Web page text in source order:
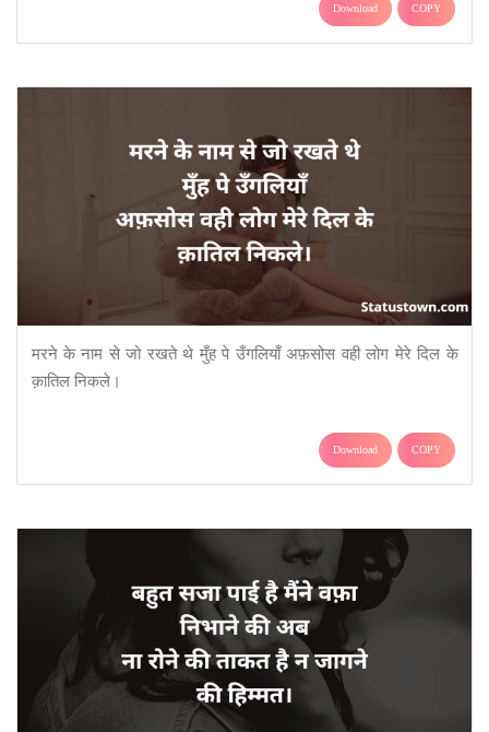
Download COPY
मरने के नाम से जो रखते थे मुँह पे उँगलियाँ अफ़सोस वही लोग मेरे दिल के
क़ातिल निकले।
Download COPY